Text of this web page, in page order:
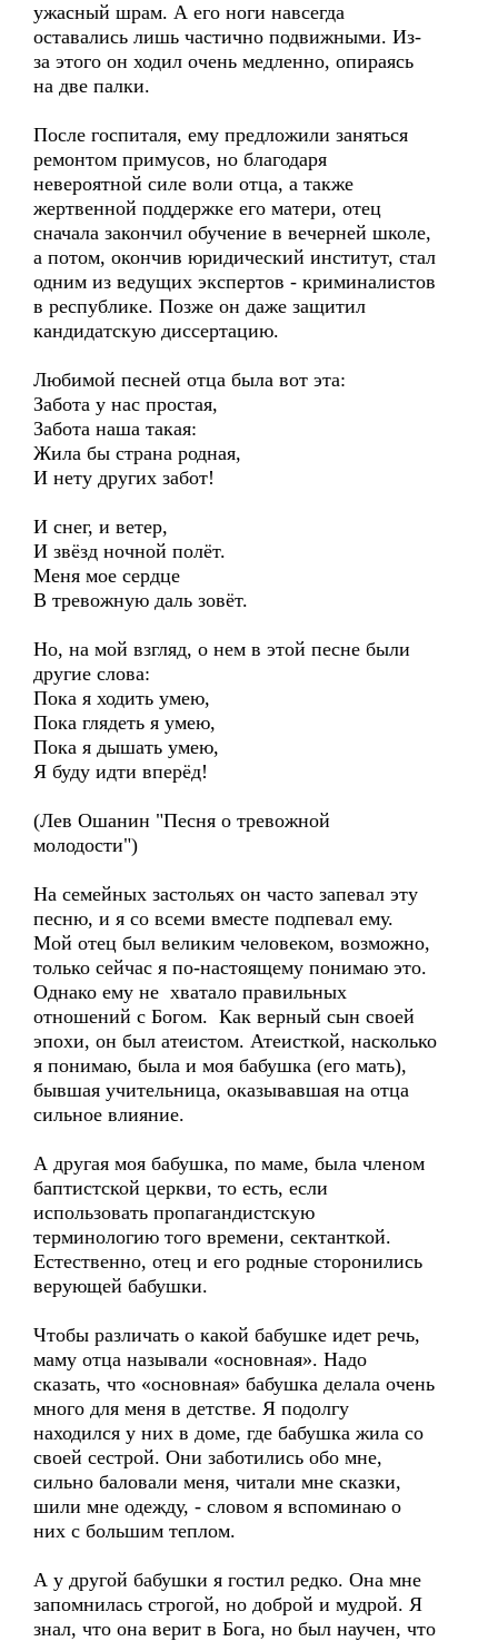
ужасный шрам. А его ноги навсегда
оставались лишь частично подвижными. Из-
за этого он ходил очень медленно, опираясь
на две палки.
После госпиталя, ему предложили заняться
ремонтом примусов, но благодаря
невероятной силе воли отца, а также
жертвенной поддержке его матери, отец
сначала закончил обучение в вечерней школе,
а потом, окончив юридический институт, стал
одним из ведущих экспертов - криминалистов
в республике. Позже он даже защитил
кандидатскую диссертацию.
Любимой песней отца была вот эта:
Забота у нас простая,
Забота наша такая:
Жила бы страна родная,
И нету других забот!
И снег, и ветер,
И звёзд ночной полёт.
Меня мое сердце
В тревожную даль зовёт.
Но, на мой взгляд, о нем в этой песне были
другие слова:
Пока я ходить умею,
Пока глядеть я умею,
Пока я дышать умею,
Я буду идти вперёд!
(Лев Ошанин "Песня о тревожной
молодости")
На семейных застольях он часто запевал эту
песню, и я со всеми вместе подпевал ему.
Мой отец был великим человеком, возможно,
только сейчас я по-настоящему понимаю это.
Однако ему не хватало правильных
отношений с Богом. Как верный сын своей
эпохи, он был атеистом. Атеисткой, насколько
я понимаю, была и моя бабушка (его мать),
бывшая учительница, оказывавшая на отца
сильное влияние.
А другая моя бабушка, по маме, была членом
баптистской церкви, то есть, если
использовать пропагандистскую
терминологию того времени, сектанткой.
Естественно, отец и его родные сторонились
верующей бабушки.
Чтобы различать о какой бабушке идет речь,
маму отца называли «основная». Надо
сказать, что «основная» бабушка делала очень
много для меня в детстве. Я подолгу
находился у них в доме, где бабушка жила со
своей сестрой. Они заботились обо мне,
сильно баловали меня, читали мне сказки,
шили мне одежду, - словом я вспоминаю о
них с большим теплом.
А у другой бабушки я гостил редко. Она мне
запомнилась строгой, но доброй и мудрой. Я
знал, что она верит в Бога, но был научен, что